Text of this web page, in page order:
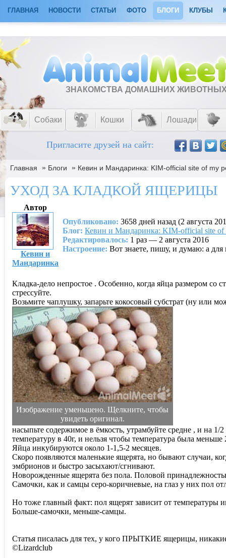
ГЛАВНАЯ НОВОСТИ СТАТЬИ ФОТО БЛОГИ КЛУБЫ
ЗНАКОМСТВА ДОМАШНИХ
Собаки Кошки Лошади
Пригласите друзей на сайт:
Главная » Блоги » Кевин и Мандаринка: KIM-official site of my
УХОД ЗА КЛАДКОЙ ЯЩЕРИЦЫ
Автор
Кевин и
Мандаринка
Опубликовано: 3658 дней назад (2 августа
Блог: Кевин и Мандаринка: KIM-official site of
Редактировалось: 1 раз — 2 августа 2016
Настроение: Вот знаете, пишу, и думаю: а для
Кладка-дело непростое . Особенно, когда яйца размером со
стрессуйте.
Возьмите чаплушку, запарьте кокосовый субстрат (ну или
Изображение уменьшено. Щелкните, чтобы
увидеть оригинал.
насыпьте содержимое в ёмкость, утрамбуйте средне , и на
температуру в 40г, и нельзя чтобы температура была
Яйца инкубируются около 1-1,5-2 месяцев.
Скоро появляются маленькие ящерята, но бывают случаи,
эмбрионов и быстро засыхают/сгнивают.
Новорожденные ящерята без пола. Половой
Самочки, как и самцы серо-коричневые, на глаз у них пол
Но тоже главный факт: пол ящерят зависит от температуры
Больше-самочки, меньше-самцы.
Статья писалась для тех, у кого ПРЫТКИЕ ящерицы,
©Lizardclub